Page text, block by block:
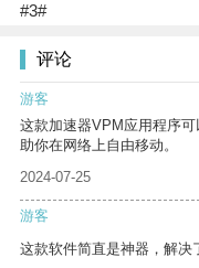
#3#
评论
游客
这款加速器VPM应用程序
助你在网络上自由移动。
2024-07-25
游客
这款软件简直是神器，解决